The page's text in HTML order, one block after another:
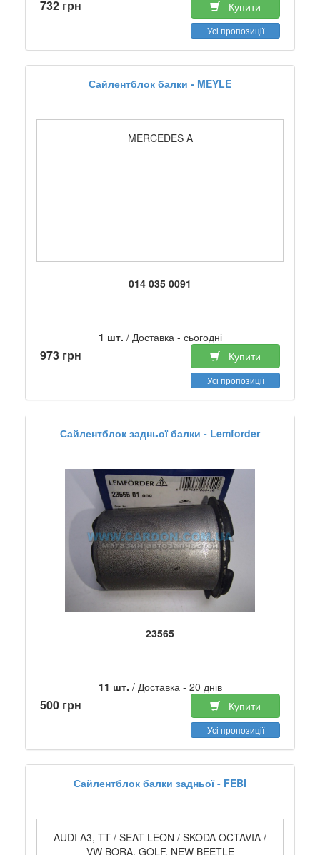
732 грн Купити
Усі пропозиції
Сайлентблок балки - MEYLE
MERCEDES A
014 035 0091
1 шт. / Доставка - сьогодні
973 грн Купити
Усі пропозиції
Сайлентблок задньої балки - Lemforder
23565
11 шт. / Доставка - 20 днів
500 грн Купити
Усі пропозиції
Сайлентблок балки задньої - FEBI
AUDI A3, TT / SEAT LEON / SKODA OCTAVIA /
VW BORA, GOLF, NEW BEETLE